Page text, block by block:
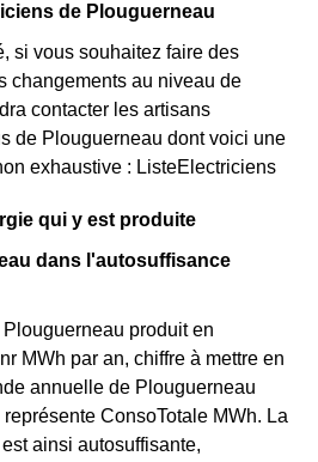
de Plouguerneau
si vous souhaitez faire des
changements au niveau de
contacter les artisans
de Plouguerneau dont voici une
exhaustive : ListeElectriciens
qui y est produite
dans l'autosuffisance
produit en
MWh par an, chiffre à mettre en
annuelle de Plouguerneau
ConsoTotale MWh. La
ainsi autosuffisante,